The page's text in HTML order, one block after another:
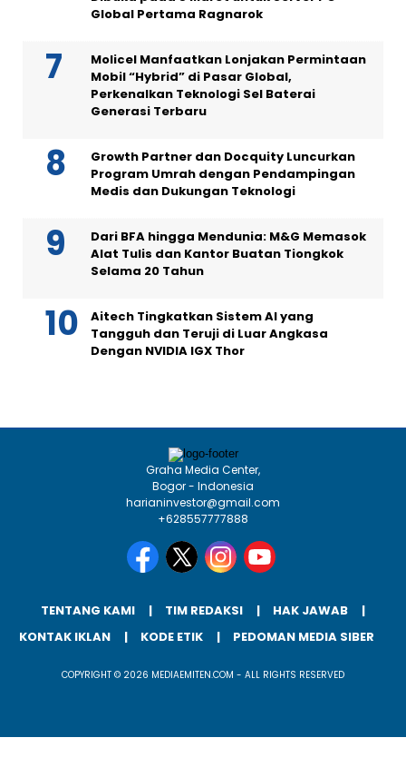
Global Pertama Ragnarok
Molicel Manfaatkan Lonjakan Permintaan
Mobil “Hybrid” di Pasar Global,
Perkenalkan Teknologi Sel Baterai
Generasi Terbaru
Growth Partner dan Docquity Luncurkan
Program Umrah dengan Pendampingan
Medis dan Dukungan Teknologi
Dari BFA hingga Mendunia: M&G Memasok
Alat Tulis dan Kantor Buatan Tiongkok
Selama 20 Tahun
Aitech Tingkatkan Sistem AI yang
Tangguh dan Teruji di Luar Angkasa
Dengan NVIDIA IGX Thor
Graha Media Center,
Bogor - Indonesia
harianinvestor@gmail.com
+628557777888
TENTANG KAMI TIM REDAKSI
HAK JAWAB
KONTAK IKLAN
KODE ETIK PEDOMAN MEDIA SIBER
COPYRIGHT © 2026 MEDIAEMITEN.COM - ALL RIGHTS RESERVED